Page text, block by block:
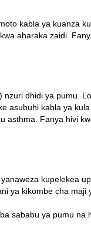
kabla ya kuanza
aharaka zaidi.
dhidi ya pumu.
asubuhi kabla ya
asthma. Fanya hivi
kupelekea
ya kikombe cha
sababu ya pumu